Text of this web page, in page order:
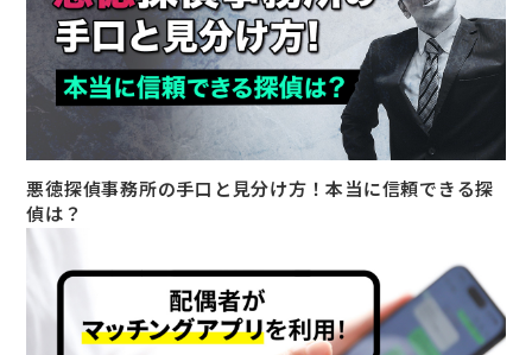
悪徳探偵事務所の手口と見分け方！本当に信頼できる探
偵は？